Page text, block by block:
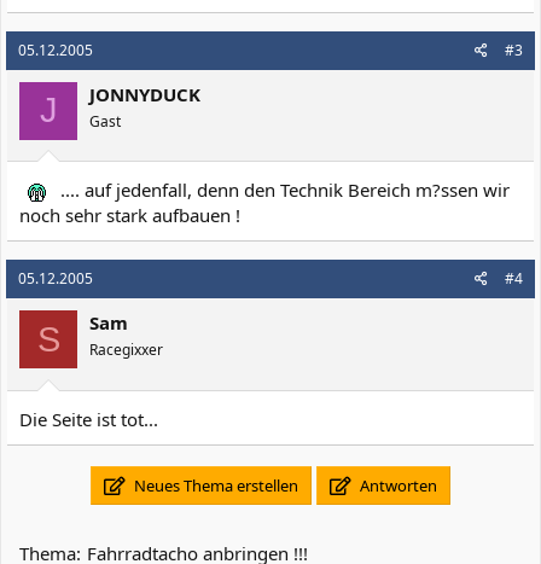
05.12.2005 #3
J JONNYDUCK
Gast
.... auf jedenfall, denn den Technik Bereich m?ssen wir
noch sehr stark aufbauen !
05.12.2005 #4
S Sam
Racegixxer
Die Seite ist tot...
Neues Thema erstellen Antworten
Thema: Fahrradtacho anbringen !!!